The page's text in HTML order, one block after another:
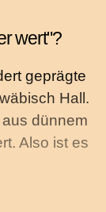
wert"?
geprägte
Hall.
dünnem
Also ist es